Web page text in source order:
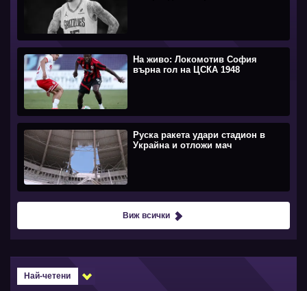
На живо: Локомотив София
върна гол на ЦСКА 1948
Руска ракета удари стадион в
Украйна и отложи мач
Виж всички
Най-четени